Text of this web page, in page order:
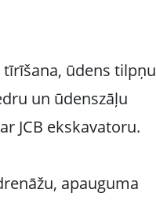
ūdens tilpņu
un ūdenszāļu
JCB ekskavatoru.
apauguma